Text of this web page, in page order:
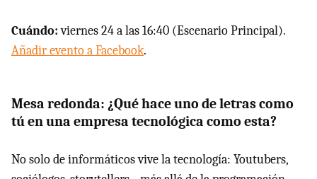
Cuándo:viernes 24 a las 16:40 (Escenario Principal).
Añadir evento a Facebook.
Mesa redonda: ¿Qué hace uno de letras como
tú en una empresa tecnológica como esta?
No solo de informáticos vive la tecnología: Youtubers,